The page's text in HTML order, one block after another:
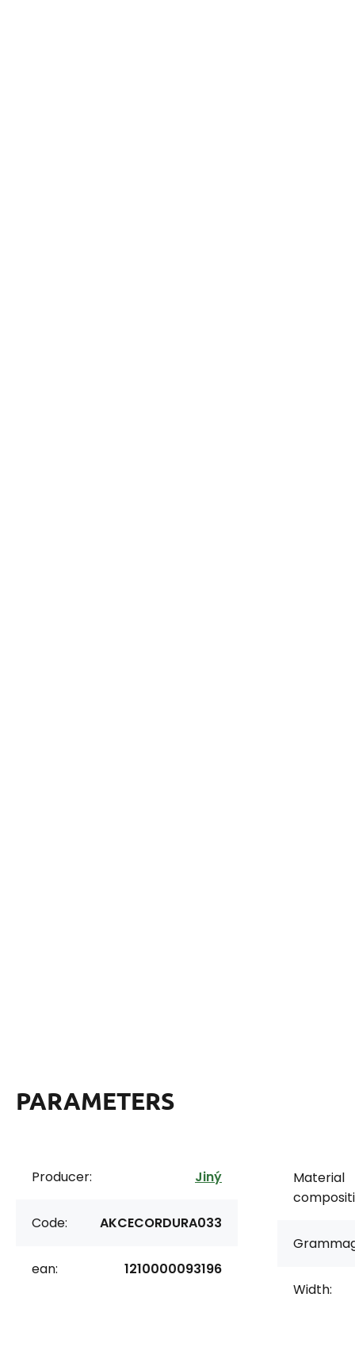
PARAMETERS
Producer: Jiný
Code: AKCECORDURA033
ean: 1210000093196
Material
Width: